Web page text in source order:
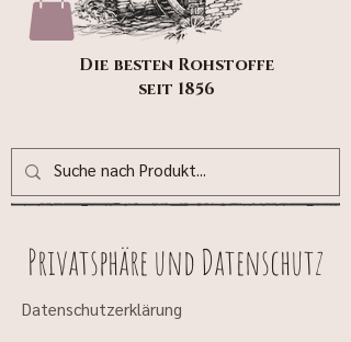
Die besten Rohstoffe
seit 1856
Privatsphäre und Datenschutz
Datenschutzerklärung